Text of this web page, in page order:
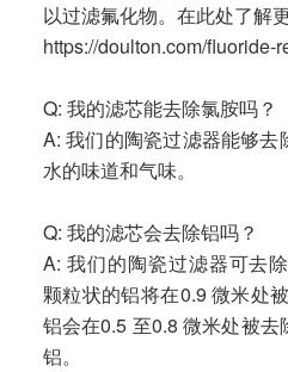
以过滤氟化物。在此处了解更
https://doulton.com/fluoride-
Q: 我的滤芯能去除氯胺吗？
A: 我们的陶瓷过滤器能够
水的味道和气味。
Q: 我的滤芯会去除铝吗？
A: 我们的陶瓷过滤器可去
颗粒状的铝将在0.9 微米处
铝会在0.5 至0.8 微米处被
铝。